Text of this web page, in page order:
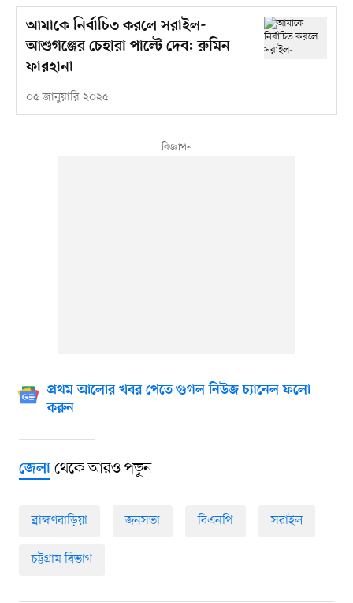
আমাকে নির্বাচিত করলে সরাইল-
আশুগঞ্জের চেহারা পাল্টে দেব: রুমিন
ফারহানা
০৫ জানুয়ারি ২০২৫
প্রথম আলোর খবর পেতে গুগল নিউজ চ্যানেল ফলো
করুন
জেলাথেকে আরও পড়ুন
ব্রাহ্মণবাড়িয়া জনসভা বিএনপি সরাইল
চট্টগ্রাম বিভাগ